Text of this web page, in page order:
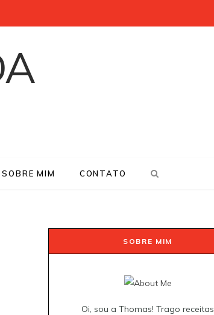
SOBRE MIM CONTATO
SOBRE MIM
Oi, sou a Thomas! Trago receitas